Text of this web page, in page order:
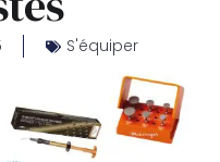
S'équiper